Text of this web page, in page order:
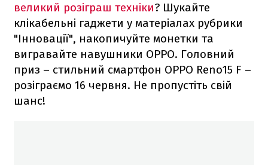
великий розіграш техніки? Шукайте
клікабельні гаджети у матеріалах рубрики
"Інновації", накопичуйте монетки та
вигравайте навушники OPPO. Головний
приз – стильний смартфон ОРРО Reno15 F –
розіграємо 16 червня. Не пропустіть свій
шанс!